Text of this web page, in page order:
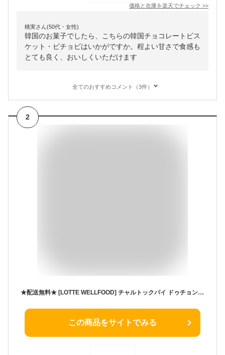
価格と在庫を楽天でチェック >>
桃実さん(50代・女性)
韓国のお菓子でしたら、こちらの韓国チョコレートビス
ケット・ビチョビはいかがですか。程よい甘さで食感も
とても良く、おいしくいただけます
全てのおすすめコメント（3件）
2
★配送無料★ [LOTTE WELLFOOD] チャルトックパイ ドゥチョンク ドバイST ピスタチオ味 300g 2箱セット 韓国お菓子 もちチョコパイ ピスタチオクリーム 10個入り×2箱 合計20個 韓国限定 お土産 ギフト カフェ おやつ 個包装 韓国スイーツ お茶菓子 人気
この商品をサイトでみる